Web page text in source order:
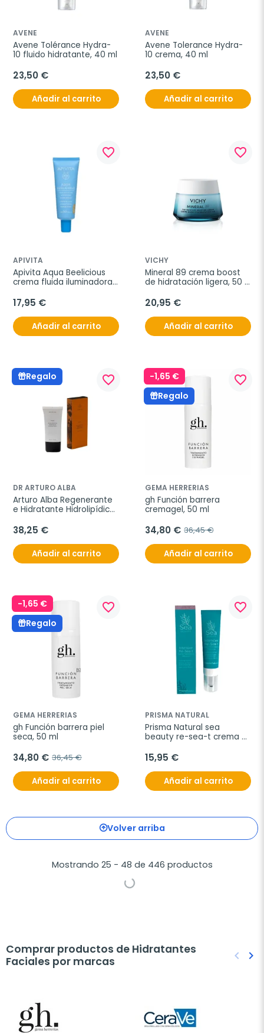
AVENE
Avene Tolérance Hydra-
10 fluido hidratante, 40 ml
23,50 €
Añadir al carrito
AVENE
Avene Tolerance Hydra-
10 crema, 40 ml
23,50 €
Añadir al carrito
favorite_border
APIVITA
Apivita Aqua Beelicious
crema fluida iluminadora
17,95 €
Añadir al carrito
favorite_border
VICHY
Mineral 89 crema boost
de hidratación ligera, 50
20,95 €
Añadir al carrito
Regalo favorite_border
DR ARTURO ALBA
Arturo Alba Regenerante
e Hidratante Hidrolipídica,
38,25 €
Añadir al carrito
-1,65 €
Regalo
favorite_border
GEMA HERRERIAS
gh Función barrera
cremagel, 50 ml
34,80 € 36,45 €
Añadir al carrito
-1,65 €
Regalo
favorite_border
GEMA HERRERIAS
gh Función barrera piel
seca, 50 ml
34,80 € 36,45 €
Añadir al carrito
favorite_border
PRISMA NATURAL
Prisma Natural sea
beauty re-sea-t crema
50ml
15,95 €
Añadir al carrito
Volver arriba
Mostrando 25 - 48 de 446 productos
Comprar productos de Hidratantes
Faciales por marcas
keyboard_arrow_left keyboard_arrow_right